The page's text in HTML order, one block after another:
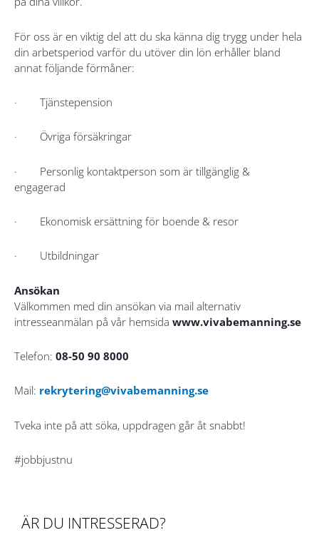
För oss är en viktig del att du ska känna dig trygg under hela
din arbetsperiod varför du utöver din lön erhåller bland
annat följande förmåner:
· Tjänstepension
· Övriga försäkringar
· Personlig kontaktperson som är tillgänglig &
engagerad
· Ekonomisk ersättning för boende & resor
· Utbildningar
Ansökan
Välkommen med din ansökan via mail alternativ
intresseanmälan på vår hemsida www.vivabemanning.se
Telefon: 08-50 90 8000
Mail: rekrytering@vivabemanning.se
Tveka inte på att söka, uppdragen går åt snabbt!
#jobbjustnu
ÄR DU INTRESSERAD?